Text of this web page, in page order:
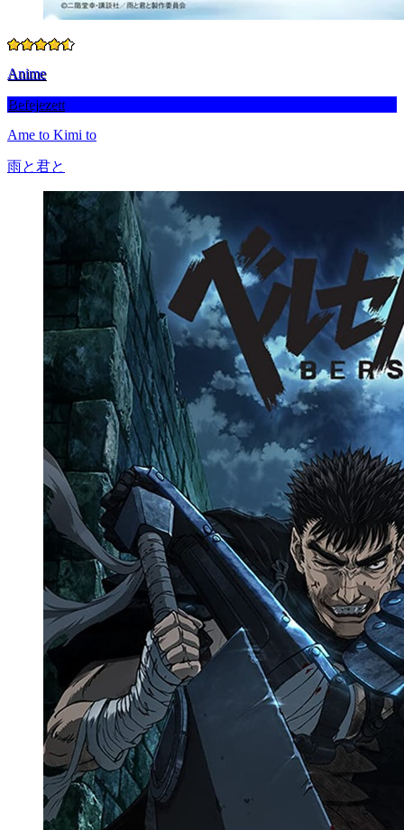
Anime
Befejezett
Ame to Kimi to
雨と君と